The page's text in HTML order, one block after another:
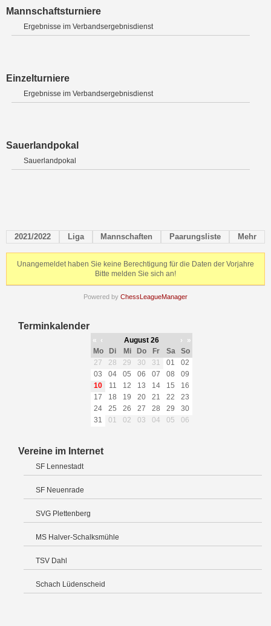
Mannschaftsturniere
Ergebnisse im Verbandsergebnisdienst
Einzelturniere
Ergebnisse im Verbandsergebnisdienst
Sauerlandpokal
Sauerlandpokal
2021/2022 Liga Mannschaften Paarungsliste Mehr
Unangemeldet haben Sie keine Berechtigung für die Daten der Vorjahre
Bitte melden Sie sich an!
Powered by ChessLeagueManager
Terminkalender
« ‹ August 26 ›
»
Mo
Di Mi Do Fr Sa
So
27
28 29 30 31 01
02
03
04 05 06 07 08
09
10
11 12 13 14 15
16
17
18 19 20 21 22
23
24
25 26 27 28 29
30
31
01 02 03 04 05 06
Vereine im Internet
SF Lennestadt
SF Neuenrade
SVG Plettenberg
MS Halver-Schalksmühle
TSV Dahl
Schach Lüdenscheid